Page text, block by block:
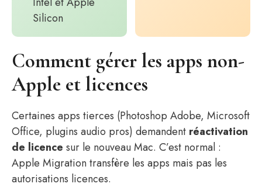
Silicon
Comment gérer les apps non-
Apple et licences
Certaines apps tierces (Photoshop Adobe, Microsoft
Office, plugins audio pros) demandent réactivation
de licence sur le nouveau Mac. C’est normal :
Apple Migration transfère les apps mais pas les
autorisations licences.